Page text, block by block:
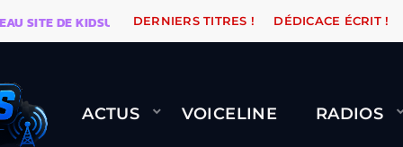
DE KIDSUNE WARÉTRO ORANGE ROAD QUI
DERNIERS TITRES ! DÉDICACE ÉCRIT !
ACTUS VOICELINE RADIOS